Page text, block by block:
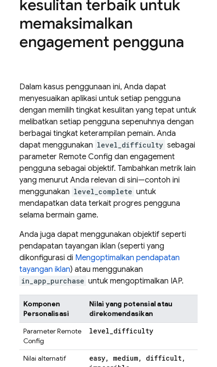
kesulitan terbaik untuk
memaksimalkan
engagement pengguna
Dalam kasus penggunaan ini, Anda dapat
menyesuaikan aplikasi untuk setiap pengguna
dengan memilih tingkat kesulitan yang tepat untuk
melibatkan setiap pengguna sepenuhnya dengan
berbagai tingkat keterampilan pemain. Anda
dapat menggunakan level_difficulty sebagai
parameter Remote Config dan engagement
pengguna sebagai objektif. Tambahkan metrik lain
yang menurut Anda relevan di sini—contoh ini
menggunakan level_complete untuk
mendapatkan data terkait progres pengguna
selama bermain game.
Anda juga dapat menggunakan objektif seperti
pendapatan tayangan iklan (seperti yang
dikonfigurasi di Mengoptimalkan pendapatan
tayangan iklan) atau menggunakan
in_app_purchase untuk mengoptimalkan IAP.
Komponen
Personalisasi
Nilai yang potensial atau
direkomendasikan
ParameterRemote
Config
level_difficulty
Nilai alternatif easy, medium, difficult,